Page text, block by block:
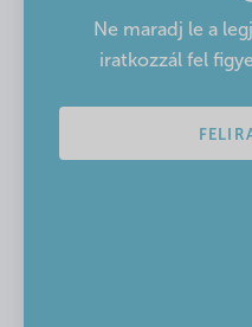
Ne maradj le a
iratkozzál fel